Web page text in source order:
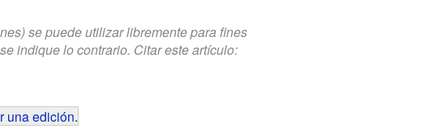
se puede utilizar libremente para fines
indique lo contrario. Citar este artículo:
una edición.